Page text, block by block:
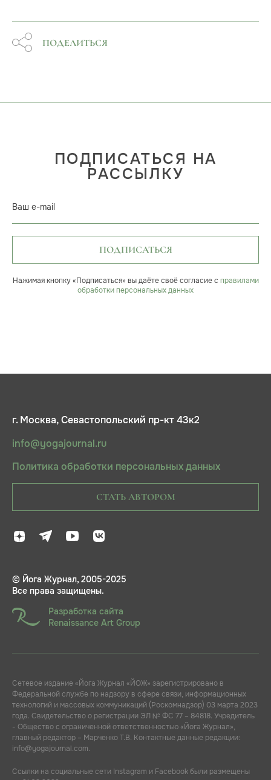
ПОДЕЛИТЬСЯ
ПОДПИСАТЬСЯ НА
РАССЫЛКУ
Ваш e-mail
ПОДПИСАТЬСЯ
Нажимая кнопку «Подписаться» вы даёте своё согласие с правилами
обработки персональных данных
г. Москва, Севастопольский пр-кт 43к2
info@yogajournal.ru
Политика обработки персональных данных
СТАТЬ АВТОРОМ
© Йога Журнал, 2005-2025
Все права защищены.
Разработка сайта
Renaissance Art Group
Сетевое издание «Йога Журнал «ЙОЖ» зарегистрировано в
Федеральной службе по надзору в сфере связи, информационных
технологий и массовых коммуникаций (Роскомнадзор) 03 марта 2023
года. Свидетельство о регистрации ЭЛ № ФС 77 – 84818. Учредитель
- Общество с ограниченной ответственностью «Йога Журнал»,
главный редактор – Марченко Т.В. Контактные данные редакции:
info@yogajournal.com.
Ссылки на социальные сети Instagram и Facebook были размещены